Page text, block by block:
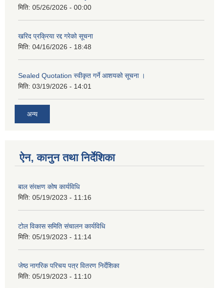
मिति: 05/26/2026 - 00:00
खरिद प्रक्रिया रद्द गरेको सूचना
मिति: 04/16/2026 - 18:48
Sealed Quotation स्वीकृत गर्ने आशयको सूचना ।
मिति: 03/19/2026 - 14:01
अन्य
ऐन, कानुन तथा निर्देशिका
बाल संरक्षण कोष कार्यविधि
मिति: 05/19/2023 - 11:16
टोल विकास समिति संचालन कार्यविधि
मिति: 05/19/2023 - 11:14
जेष्ठ नागरिक परिचय पत्र वितरण निर्देशिका
मिति: 05/19/2023 - 11:10